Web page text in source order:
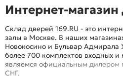
Интернет-магазин
Склад дверей 169.RU - это
залы в Москве. В наших
Новокосино и Бульвар Адмирала
более 700 комплектов входных
являемся официальным дилером
СНГ.